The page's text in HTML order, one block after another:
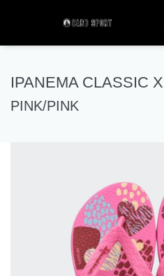
IPANEMA CLASSIC
PINK/PINK